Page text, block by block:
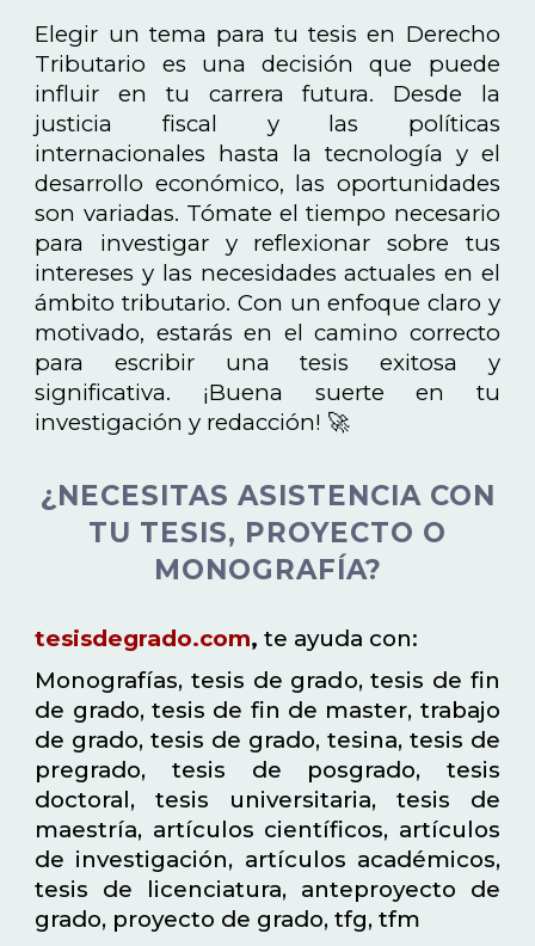
Elegir un tema para tu tesis en Derecho
Tributario es una decisión que puede
influir en tu carrera futura. Desde la
justicia fiscal y las políticas
internacionales hasta la tecnología y el
desarrollo económico, las oportunidades
son variadas. Tómate el tiempo necesario
para investigar y reflexionar sobre tus
intereses y las necesidades actuales en el
ámbito tributario. Con un enfoque claro y
motivado, estarás en el camino correcto
para escribir una tesis exitosa y
significativa. ¡Buena suerte en tu
investigación y redacción! 🚀
¿NECESITAS ASISTENCIA CON
TU TESIS, PROYECTO O
MONOGRAFÍA?
tesisdegrado.com, te ayuda con:
Monografías, tesis de grado, tesis de fin
de grado, tesis de fin de master, trabajo
de grado, tesis de grado, tesina, tesis de
pregrado, tesis de posgrado, tesis
doctoral, tesis universitaria, tesis de
maestría, artículos científicos, artículos
de investigación, artículos académicos,
tesis de licenciatura, anteproyecto de
grado, proyecto de grado, tfg, tfm